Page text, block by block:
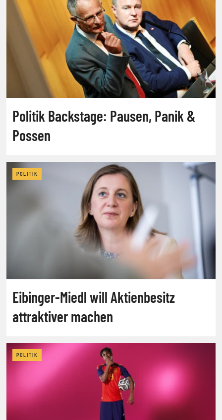
Politik Backstage: Pausen, Panik &
Possen
POLITIK
Eibinger-Miedl will Aktienbesitz
attraktiver machen
POLITIK